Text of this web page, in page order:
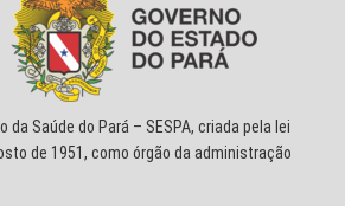
da Saúde do Pará – SESPA, criada pela lei
de 1951, como órgão da administração